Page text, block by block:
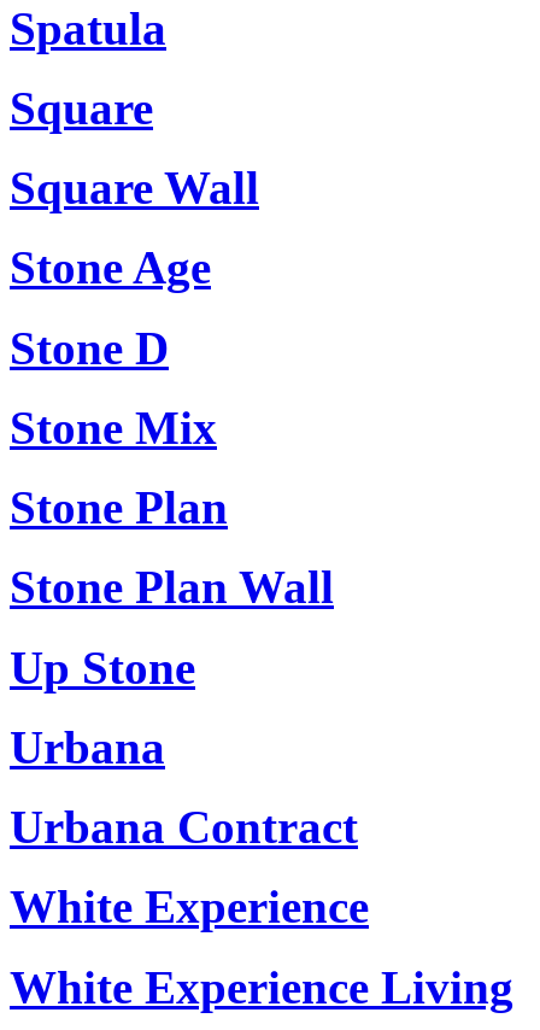
Spatula
Square
Square Wall
Stone Age
Stone D
Stone Mix
Stone Plan
Stone Plan Wall
Up Stone
Urbana
Urbana Contract
White Experience
White Experience Living